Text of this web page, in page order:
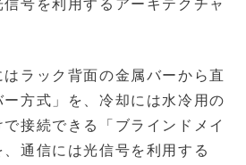
号を利用するアーキテクチャ
ラック背面の金属バーから直
方式」を、冷却には水冷用の
接続できる「ブラインドメイ
、通信には光信号を利用する